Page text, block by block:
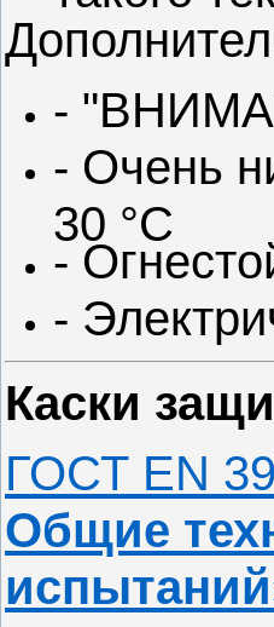
-
- Очень
30 °С
-
-
Каски
ГОСТ EN
Общие